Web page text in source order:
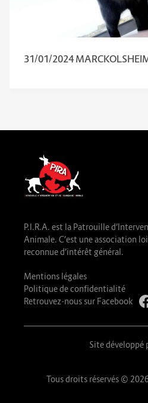
31/01/2024
P.I.R.A. est la Patrouille
Animale. C’est une association
reconnue d’intérêt général.
Mentions légales
Politique de confidentialité
Retrouvez-nous sur Facebook
Site développé
Tous droits réservés ©